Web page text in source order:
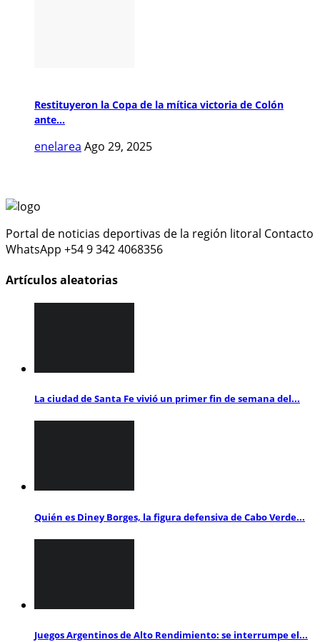
Restituyeron la Copa de la mítica victoria de Colón
ante...
enelarea Ago 29, 2025
Portal de noticias deportivas de la región litoral Contacto
WhatsApp +54 9 342 4068356
Artículos aleatorias
La ciudad de Santa Fe vivió un primer fin de semana del...
Quién es Diney Borges, la figura defensiva de Cabo Verde...
Juegos Argentinos de Alto Rendimiento: se interrumpe el...